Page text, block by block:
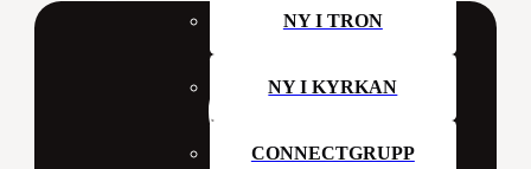
NY I TRON
NY I KYRKAN
CONNECTGRUPP